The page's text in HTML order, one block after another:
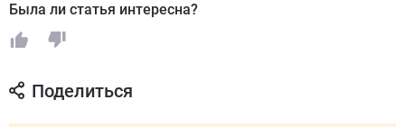
Была ли статья интересна?
Поделиться